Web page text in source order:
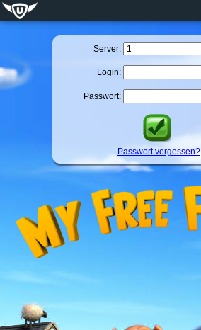
Server:
Login:
Passwort:
Passwort vergessen?